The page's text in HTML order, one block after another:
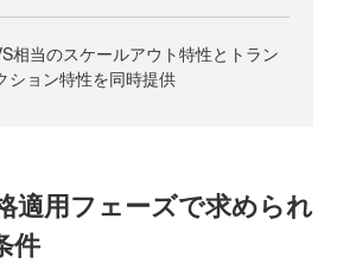
相当のスケールアウト特性とトラン
ション特性を同時提供
適用フェーズで求められ
件